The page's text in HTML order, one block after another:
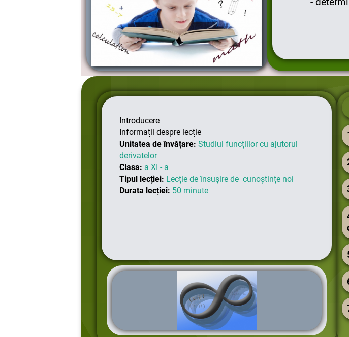
Introducere
Informații despre lecție
Unitatea de învățare: Studiul funcțiilor cu ajutorul
derivatelor
Clasa: a XI - a
Tipul lecției: Lecție de însușire de cunoștințe noi
Durata lecției: 50 minute